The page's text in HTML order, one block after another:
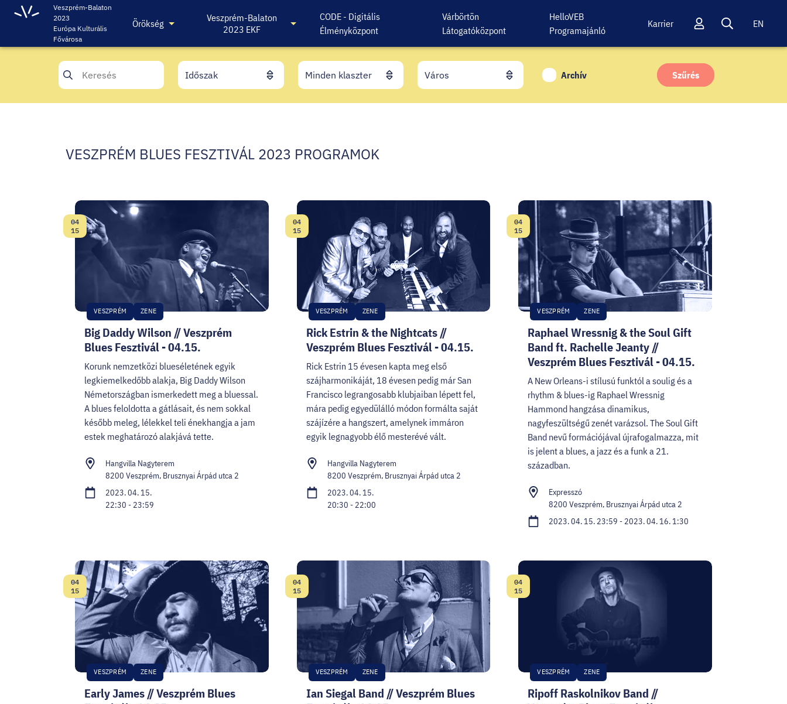
Veszprém-Balaton
2023
Európa Kulturális
Fővárosa
Örökség
Veszprém-Balaton
2023 EKF
CODE - Digitális
Élményközpont
Várbörtön
Látogatóközpont
HelloVEB
Programajánló
Karrier
EN
Archív Szűrés
VESZPRÉM BLUES FESZTIVÁL 2023 PROGRAMOK
Big Daddy Wilson // Veszprém
Blues Fesztivál - 04.15.
VESZPRÉM ZENE
Dátum:
04
15
Korunk nemzetközi blueséletének egyik
legkiemelkedőbb alakja, Big Daddy Wilson
Németországban ismerkedett meg a bluessal.
A blues feloldotta a gátlásait, és nem sokkal
később meleg, lélekkel teli énekhangja a jam
estek meghatározó alakjává tette.
Hangvilla Nagyterem
8200 Veszprém, Brusznyai Árpád utca 2
2023. 04. 15.
22:30 - 23:59
Rick Estrin & the Nightcats //
Veszprém Blues Fesztivál - 04.15.
VESZPRÉM ZENE
Dátum:
04
15
Rick Estrin 15 évesen kapta meg első
szájharmonikáját, 18 évesen pedig már San
Francisco legrangosabb klubjaiban lépett fel,
mára pedig egyedülálló módon formálta saját
szájízére a hangszert, amelynek immáron
egyik legnagyobb élő mesterévé vált.
Hangvilla Nagyterem
8200 Veszprém, Brusznyai Árpád utca 2
2023. 04. 15.
20:30 - 22:00
Raphael Wressnig & the Soul Gift
Band ft. Rachelle Jeanty //
Veszprém Blues Fesztivál - 04.15.
VESZPRÉM ZENE
Dátum:
04
15
A New Orleans-i stílusú funktól a soulig és a
rhythm & blues-ig Raphael Wressnig
Hammond hangzása dinamikus,
nagyfeszültségű zenét varázsol. The Soul Gift
Band nevű formációjával újrafogalmazza, mit
is jelent a blues, a jazz és a funk a 21.
században.
Expresszó
8200 Veszprém, Brusznyai Árpád utca 2
2023. 04. 15. 23:59 - 2023. 04. 16. 1:30
Early James // Veszprém Blues
VESZPRÉM ZENE
Dátum:
04
15
Ian Siegal Band // Veszprém Blues
VESZPRÉM ZENE
Dátum:
04
15
Ripoff Raskolnikov Band //
VESZPRÉM ZENE
Dátum:
04
15